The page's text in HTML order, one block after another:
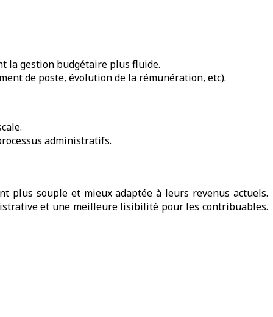
la gestion budgétaire plus fluide.
de poste, évolution de la rémunération, etc).
administratifs.
plus souple et mieux adaptée à leurs revenus actuels.
et une meilleure lisibilité pour les contribuables.